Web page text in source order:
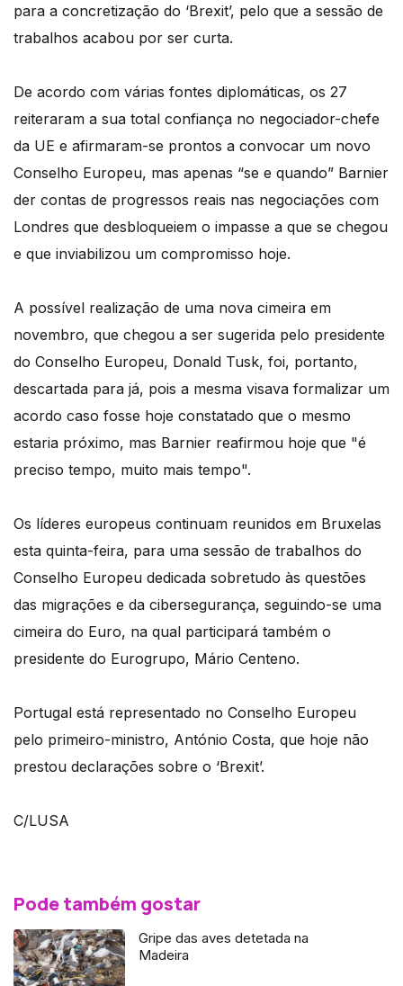
para a concretização do ‘Brexit’, pelo que a sessão de
trabalhos acabou por ser curta.
De acordo com várias fontes diplomáticas, os 27
reiteraram a sua total confiança no negociador-chefe
da UE e afirmaram-se prontos a convocar um novo
Conselho Europeu, mas apenas “se e quando” Barnier
der contas de progressos reais nas negociações com
Londres que desbloqueiem o impasse a que se chegou
e que inviabilizou um compromisso hoje.
A possível realização de uma nova cimeira em
novembro, que chegou a ser sugerida pelo presidente
do Conselho Europeu, Donald Tusk, foi, portanto,
descartada para já, pois a mesma visava formalizar um
acordo caso fosse hoje constatado que o mesmo
estaria próximo, mas Barnier reafirmou hoje que "é
preciso tempo, muito mais tempo".
Os líderes europeus continuam reunidos em Bruxelas
esta quinta-feira, para uma sessão de trabalhos do
Conselho Europeu dedicada sobretudo às questões
das migrações e da cibersegurança, seguindo-se uma
cimeira do Euro, na qual participará também o
presidente do Eurogrupo, Mário Centeno.
Portugal está representado no Conselho Europeu
pelo primeiro-ministro, António Costa, que hoje não
prestou declarações sobre o ‘Brexit’.
C/LUSA
Pode também gostar
Gripe das aves detetada na
Madeira